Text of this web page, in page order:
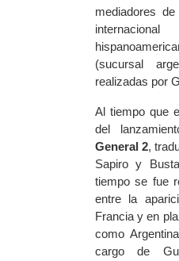
mediadores
(sucursal
realizadas por
Al tiempo que
del
General 2,
Sapiro y
tiempo se fue
entre la
Francia y en
como
cargo de